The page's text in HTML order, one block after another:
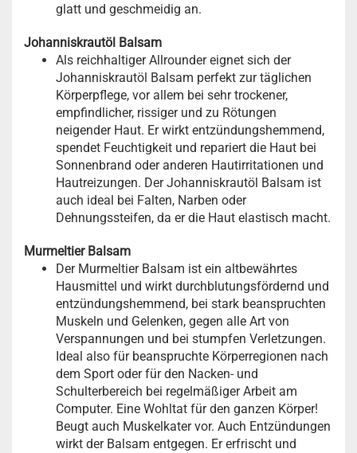
glatt und geschmeidig an.
Johanniskrautöl Balsam
Als reichhaltiger Allrounder eignet sich der
Johanniskrautöl Balsam perfekt zur täglichen
Körperpflege, vor allem bei sehr trockener,
empfindlicher, rissiger und zu Rötungen
neigender Haut. Er wirkt entzündungshemmend,
spendet Feuchtigkeit und repariert die Haut bei
Sonnenbrand oder anderen Hautirritationen und
Hautreizungen. Der Johanniskrautöl Balsam ist
auch ideal bei Falten, Narben oder
Dehnungssteifen, da er die Haut elastisch macht.
Murmeltier Balsam
Der Murmeltier Balsam ist ein altbewährtes
Hausmittel und wirkt durchblutungsfördernd und
entzündungshemmend, bei stark beanspruchten
Muskeln und Gelenken, gegen alle Art von
Verspannungen und bei stumpfen Verletzungen.
Ideal also für beanspruchte Körperregionen nach
dem Sport oder für den Nacken- und
Schulterbereich bei regelmäßiger Arbeit am
Computer. Eine Wohltat für den ganzen Körper!
Beugt auch Muskelkater vor. Auch Entzündungen
wirkt der Balsam entgegen. Er erfrischt und